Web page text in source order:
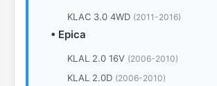
KLAC 3.0 4WD (2011-2016)
• Epica
KLAL 2.0 16V (2006-2010)
KLAL 2.0D (2006-2010)